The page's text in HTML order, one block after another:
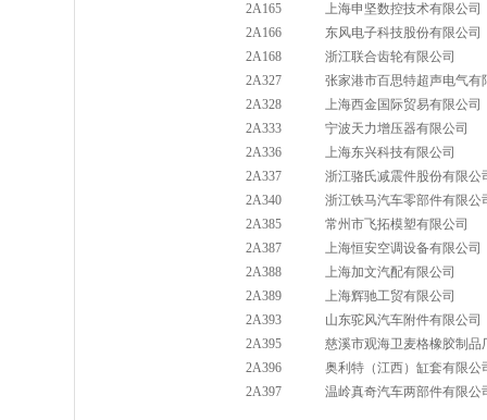
2A165
上海申坚数控技术有限公司
2A166
东风电子科技股份有限公司
2A168
浙江联合齿轮有限公司
2A327
张家港市百思特超声电气有
2A328
上海西金国际贸易有限公司
2A333
宁波天力增压器有限公司
2A336
上海东兴科技有限公司
2A337
浙江骆氏减震件股份有限公
2A340
浙江铁马汽车零部件有限公
2A385
常州市飞拓模塑有限公司
2A387
上海恒安空调设备有限公司
2A388
上海加文汽配有限公司
2A389
上海辉驰工贸有限公司
2A393
山东驼风汽车附件有限公司
2A395
慈溪市观海卫麦格橡胶制品
2A396
奥利特（江西）缸套有限公
2A397
温岭真奇汽车两部件有限公